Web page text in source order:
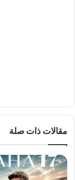
مقالات ذات صلة